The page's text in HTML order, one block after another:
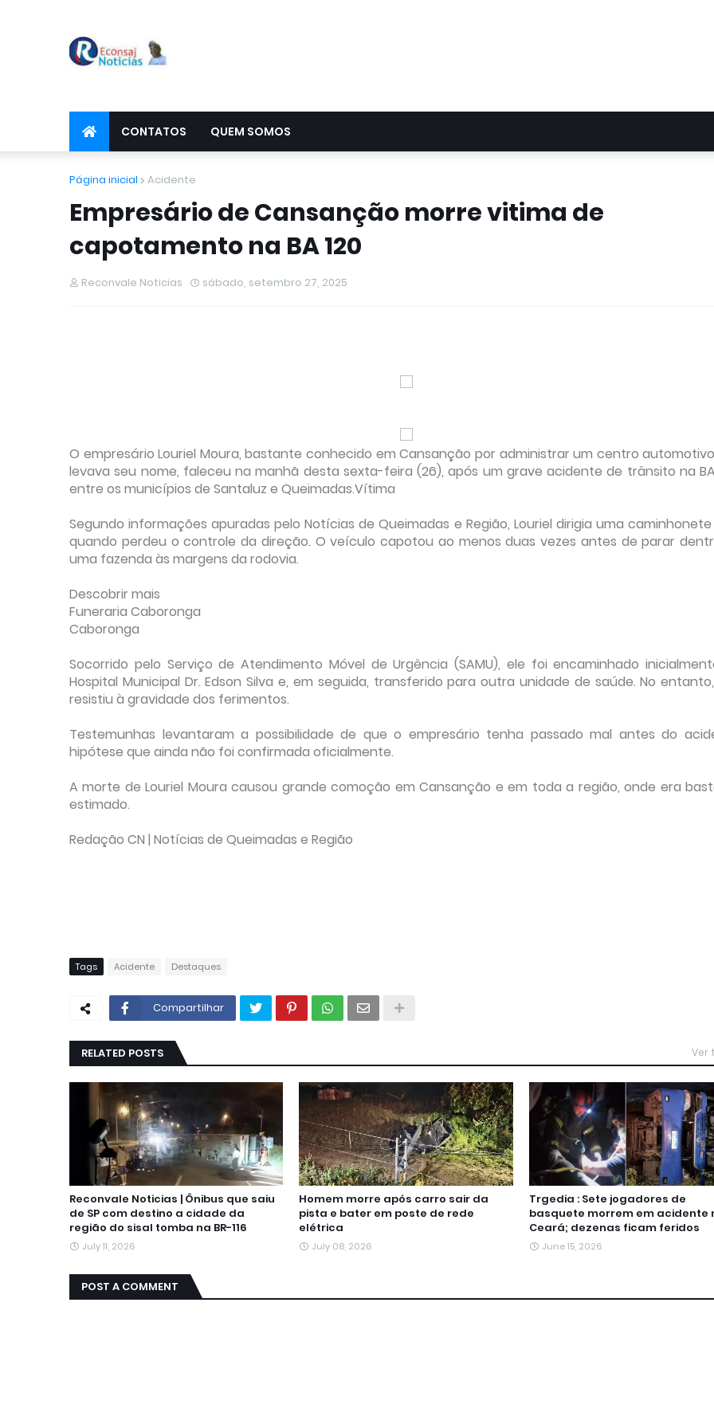
CONTATOS QUEM SOMOS
Página inicial Acidente
Empresário de Cansanção morre vitima de
capotamento na BA 120
Reconvale Noticias sábado, setembro 27, 2025
O empresário Louriel Moura, bastante conhecido em Cansanção por administrar um centro
levava seu nome, faleceu na manhã desta sexta-feira (26), após um grave acidente de trânsito na
entre os municípios de Santaluz e Queimadas.Vítima
Segundo informações apuradas pelo Notícias de Queimadas e Região, Louriel dirigia uma caminhonete
quando perdeu o controle da direção. O veículo capotou ao menos duas vezes antes de parar
uma fazenda às margens da rodovia.
Descobrir mais
Funeraria Caboronga
Caboronga
Socorrido pelo Serviço de Atendimento Móvel de Urgência (SAMU), ele foi encaminhado
Hospital Municipal Dr. Edson Silva e, em seguida, transferido para outra unidade de saúde. No
resistiu à gravidade dos ferimentos.
Testemunhas levantaram a possibilidade de que o empresário tenha passado mal antes do
hipótese que ainda não foi confirmada oficialmente.
A morte de Louriel Moura causou grande comoção em Cansanção e em toda a região, onde era
estimado.
Redação CN | Notícias de Queimadas e Região
Tags Acidente Destaques
Compartilhar
RELATED POSTS Ver
Reconvale Noticias | Ônibus que saiu
de SP com destino a cidade da
região do sisal tomba na BR-116
July 11, 2026
Homem morre após carro sair da
pista e bater em poste de rede
elétrica
July 08, 2026
Trgedia : Sete jogadores de
basquete morrem em acidente
Ceará; dezenas ficam feridos
June 15, 2026
POST A COMMENT